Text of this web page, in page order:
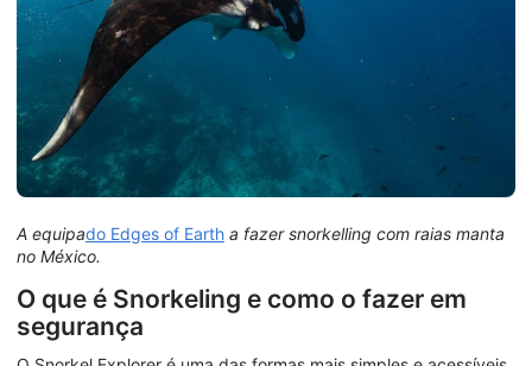
A equipado Edges of Earth a fazer snorkelling com raias manta
no México.
O que é Snorkeling e como o fazer em
segurança